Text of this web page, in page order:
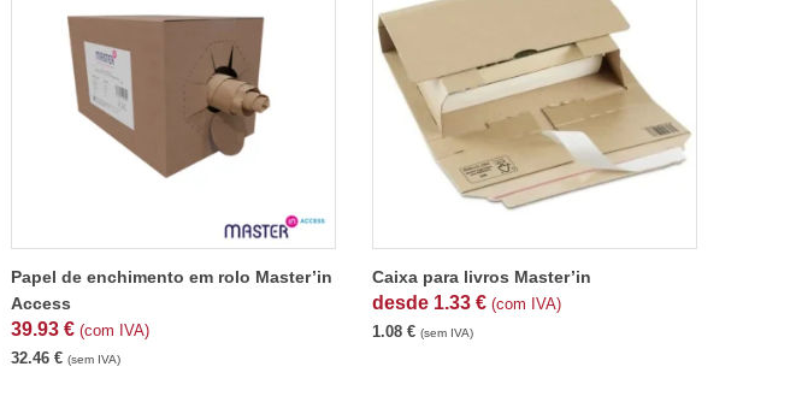
Papel de enchimento em rolo Master’in
Access
39.93 € (com IVA)
32.46 € (sem IVA)
Caixa para livros Master’in
desde 1.33 € (com IVA)
1.08 € (sem IVA)